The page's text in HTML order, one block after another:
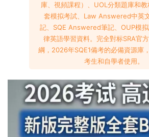
庫、視頻課程）、UOL分類題庫和
套模拟考試、Law Answered中英
記、SQE Answered筆記、OUP模
律英語學習資料。完全對标SRA官
綱，2026年SQE1備考的必備資源庫
考生和自學者使用。